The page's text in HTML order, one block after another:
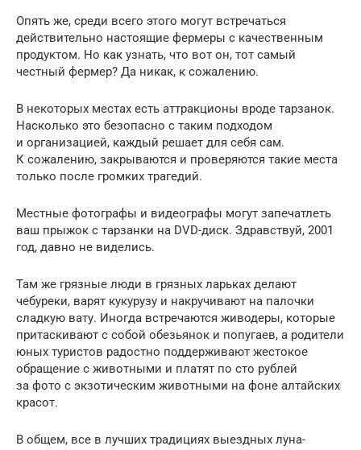
Опять же, среди всего этого могут встречаться
действительно настоящие фермеры с качественным
продуктом. Но как узнать, что вот он, тот самый
честный фермер? Да никак, к сожалению.
В некоторых местах есть аттракционы вроде тарзанок.
Насколько это безопасно с таким подходом
и организацией, каждый решает для себя сам.
К сожалению, закрываются и проверяются такие места
только после громких трагедий.
Местные фотографы и видеографы могут запечатлеть
ваш прыжок с тарзанки на DVD-диск. Здравствуй, 2001
год, давно не виделись.
Там же грязные люди в грязных ларьках делают
чебуреки, варят кукурузу и накручивают на палочки
сладкую вату. Иногда встречаются живодеры, которые
притаскивают с собой обезьянок и попугаев, а родители
юных туристов радостно поддерживают жестокое
обращение с животными и платят по сто рублей
за фото с экзотическим животными на фоне алтайских
красот.
В общем, все в лучших традициях выездных луна-